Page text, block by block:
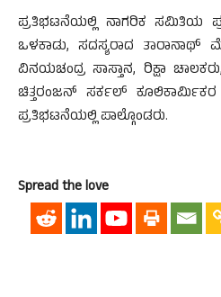
ಪ್ರತಿಭಟನೆಯಲ್ಲಿ ನಾಗರಿಕ ಸಮಿತಿಯ
ಒಳಕಾಡು, ಸದಸ್ಯರಾದ ತಾರಾನಾಥ್
ವಿನಯಚಂದ್ರ ಸಾಸ್ತಾನ, ರಿಕ್ಷಾ
ಚಿತ್ತರಂಜನ್ ಸರ್ಕಲ್
ಪ್ರತಿಭಟನೆಯಲ್ಲಿ ಪಾಲ್ಗೊಂಡರು.
Spread the love